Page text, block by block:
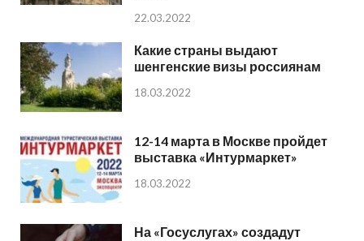
22.03.2022
Какие страны выдают
шенгенские визы россиянам
18.03.2022
12-14 марта в Москве пройдет
выставка «Интурмаркет»
18.03.2022
На «Госуслугах» создадут